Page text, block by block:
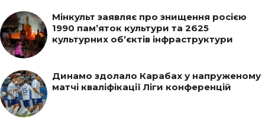
Мінкульт заявляє про знищення росією
1990 пам’яток культури та 2625
культурних об’єктів інфраструктури
Динамо здолало Карабах у напруженому
матчі кваліфікації Ліги конференцій